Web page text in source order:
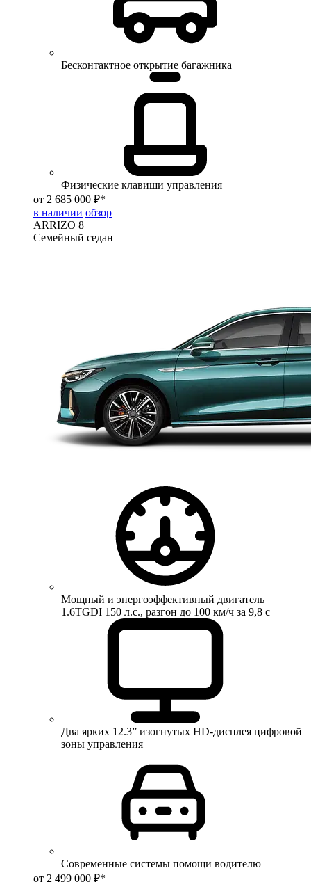
Бесконтактное открытие багажника
Физические клавиши управления
от 2 685 000 ₽*
в наличии обзор
ARRIZO 8
Семейный седан
Мощный и энергоэффективный двигатель
1.6TGDI 150 л.с., разгон до 100 км/ч за 9,8 с
Два ярких 12.3” изогнутых HD-дисплея цифровой
зоны управления
Современные системы помощи водителю
от 2 499 000 ₽*